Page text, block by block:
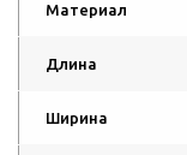
Материал
Длина
Ширина